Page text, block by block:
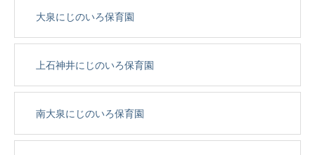
大泉にじのいろ保育園
上石神井にじのいろ保育園
南大泉にじのいろ保育園